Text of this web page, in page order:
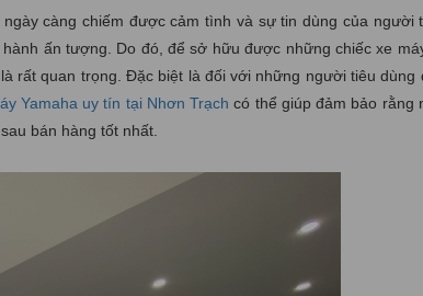
càng chiếm được cảm tình và sự tin dùng của người
ấn tượng. Do đó, để sở hữu được những chiếc xe
rất quan trọng. Đặc biệt là đối với những người tiêu dùng
Yamaha uy tín tại Nhơn Trạch có thể giúp đảm bảo rằng
bán hàng tốt nhất.